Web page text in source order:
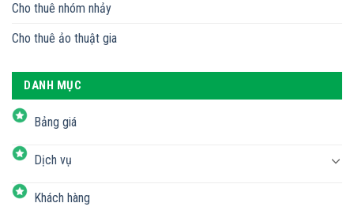
Cho thuê nhóm nhảy
Cho thuê ảo thuật gia
DANH MỤC
Bảng giá
Dịch vụ
Khách hàng